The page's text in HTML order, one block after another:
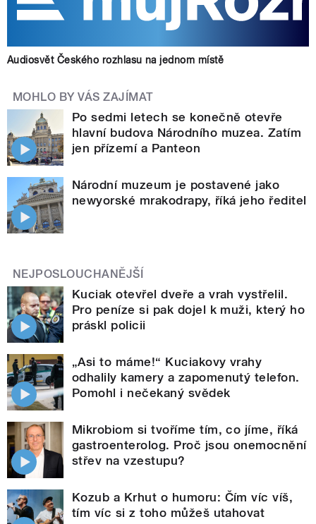
Audiosvět Českého rozhlasu na jednom místě
MOHLO BY VÁS ZAJÍMAT
Po sedmi letech se konečně otevře
hlavní budova Národního muzea. Zatím
jen přízemí a Panteon
Národní muzeum je postavené jako
newyorské mrakodrapy, říká jeho ředitel
NEJPOSLOUCHANĚJŠÍ
Kuciak otevřel dveře a vrah vystřelil.
Pro peníze si pak dojel k muži, který ho
práskl policii
„Asi to máme!“ Kuciakovy vrahy
odhalily kamery a zapomenutý telefon.
Pomohl i nečekaný svědek
Mikrobiom si tvoříme tím, co jíme, říká
gastroenterolog. Proč jsou onemocnění
střev na vzestupu?
Kozub a Krhut o humoru: Čím víc víš,
tím víc si z toho můžeš utahovat